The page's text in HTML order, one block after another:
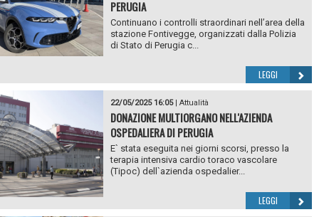
PERUGIA
Continuano i controlli straordinari nell’area della
stazione Fontivegge, organizzati dalla Polizia
di Stato di Perugia c...
LEGGI
22/05/2025 16:05| Attualità
DONAZIONE MULTIORGANO NELL'AZIENDA
OSPEDALIERA DI PERUGIA
E` stata eseguita nei giorni scorsi, presso la
terapia intensiva cardio toraco vascolare
(Tipoc) dell`azienda ospedalier...
LEGGI